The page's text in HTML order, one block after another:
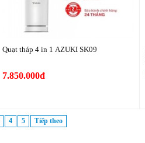
Quạt tháp 4 in 1 AZUKI SK09
7.850.000đ
4 5 Tiếp theo